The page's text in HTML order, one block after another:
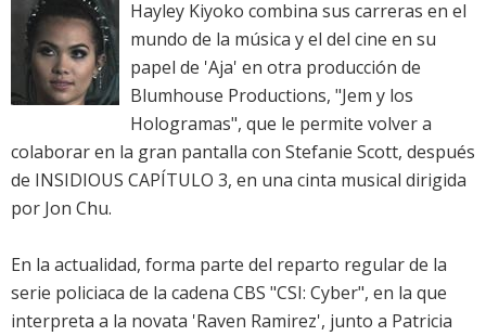
Hayley Kiyoko combina sus carreras en el
mundo de la música y el del cine en su
papel de 'Aja' en otra producción de
Blumhouse Productions, "Jem y los
Hologramas", que le permite volver a
colaborar en la gran pantalla con Stefanie Scott, después
de INSIDIOUS CAPÍTULO 3, en una cinta musical dirigida
por Jon Chu.
En la actualidad, forma parte del reparto regular de la
serie policiaca de la cadena CBS "CSI: Cyber", en la que
interpreta a la novata 'Raven Ramirez', junto a Patricia